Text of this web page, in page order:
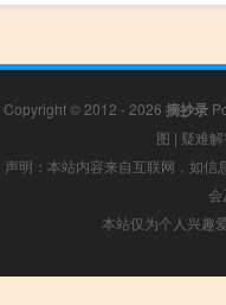
Copyright © 2012 - 2026 摘抄录
图 | 疑难
声明：本站内容来自互联网，如
本站仅为个人兴趣